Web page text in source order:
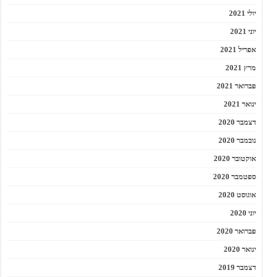
יולי 2021
יוני 2021
אפריל 2021
מרץ 2021
פברואר 2021
ינואר 2021
דצמבר 2020
נובמבר 2020
אוקטובר 2020
ספטמבר 2020
אוגוסט 2020
יוני 2020
פברואר 2020
ינואר 2020
דצמבר 2019